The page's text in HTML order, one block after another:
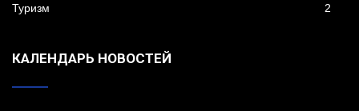
Туризм 2
КАЛЕНДАРЬ НОВОСТЕЙ